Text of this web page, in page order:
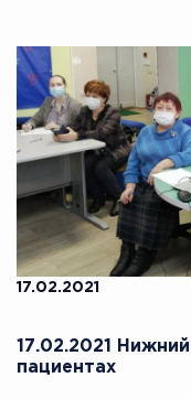
17.02.2021
17.02.2021
пациентах